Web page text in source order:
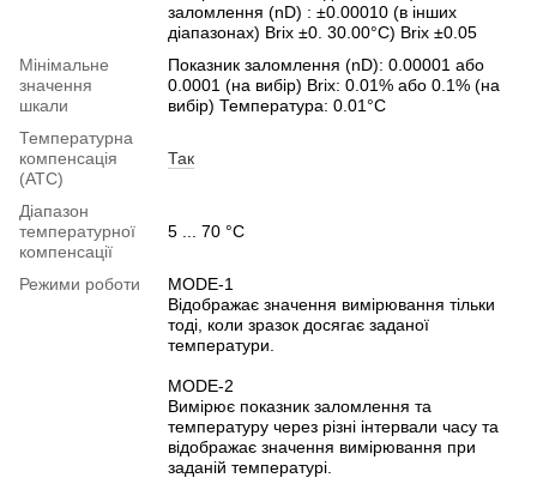
заломлення (nD) : ±0.00010 (в інших
діапазонах) Brix ±0. 30.00°C) Brix ±0.05
Мінімальне
значення
шкали
Показник заломлення (nD): 0.00001 або
0.0001 (на вибір) Brix: 0.01% або 0.1% (на
вибір) Температура: 0.01°C
Температурна
компенсація
(ATC)
Так
Діапазон
температурної
компенсації
5 ... 70 °C
Режими роботи
MODE-1
Відображає значення вимірювання тільки
тоді, коли зразок досягає заданої
температури.
MODE-2
Вимірює показник заломлення та
температуру через різні інтервали часу та
відображає значення вимірювання при
заданій температурі.